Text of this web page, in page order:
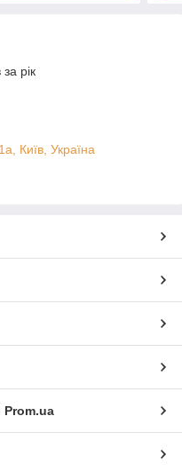
рік
Київ, Україна
Prom.ua